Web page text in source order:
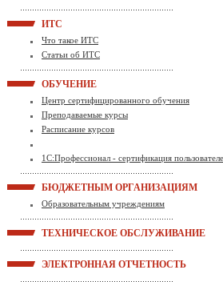
ИТС
Что такое ИТС
Статьи об ИТС
ОБУЧЕНИЕ
Центр сертифицированного обучения
Преподаваемые курсы
Расписание курсов
1С:Профессионал - сертификация
БЮДЖЕТНЫМ ОРГАНИЗАЦИЯМ
Образовательным учреждениям
ТЕХНИЧЕСКОЕ ОБСЛУЖИВАНИЕ
ЭЛЕКТРОННАЯ ОТЧЕТНОСТЬ